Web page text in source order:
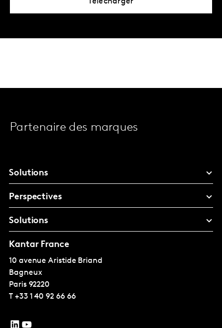
Partenaire des marques
Solutions
Perspectives
Solutions
Kantar France
10 avenue Aristide Briand
Bagneux
Paris 92220
T +33 1 40 92 66 66